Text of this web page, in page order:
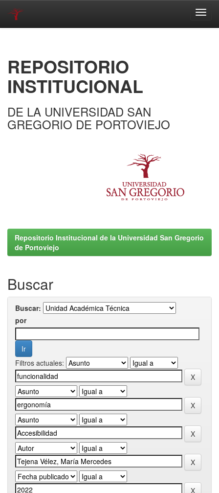
REPOSITORIO
INSTITUCIONAL
DE LA UNIVERSIDAD SAN
GREGORIO DE PORTOVIEJO
Repositorio Institucional de la Universidad San Gregorio
de Portoviejo
Buscar
Buscar:
por
Filtros actuales: